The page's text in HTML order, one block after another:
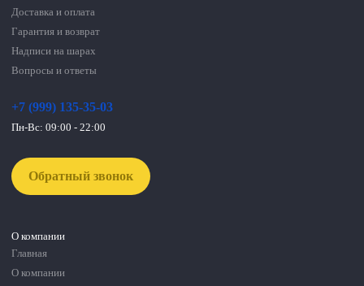
Доставка и оплата
Гарантия и возврат
Надписи на шарах
Вопросы и ответы
О компании
Главная
О компании
+7 (999) 135-35-03
Пн-Вс: 09:00 - 22:00
Обратный звонок